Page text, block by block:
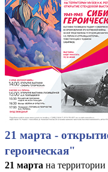
21 марта -
героическая"
21 марта на